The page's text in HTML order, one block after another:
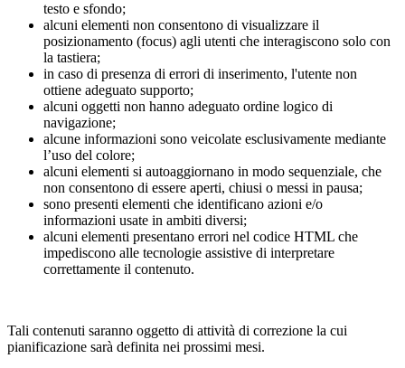
testo e sfondo;
alcuni elementi non consentono di visualizzare il
posizionamento (focus) agli utenti che interagiscono solo con
la tastiera;
in caso di presenza di errori di inserimento, l'utente non
ottiene adeguato supporto;
alcuni oggetti non hanno adeguato ordine logico di
navigazione;
alcune informazioni sono veicolate esclusivamente mediante
l’uso del colore;
alcuni elementi si autoaggiornano in modo sequenziale, che
non consentono di essere aperti, chiusi o messi in pausa;
sono presenti elementi che identificano azioni e/o
informazioni usate in ambiti diversi;
alcuni elementi presentano errori nel codice HTML che
impediscono alle tecnologie assistive di interpretare
correttamente il contenuto.
Tali contenuti saranno oggetto di attività di correzione la cui
pianificazione sarà definita nei prossimi mesi.